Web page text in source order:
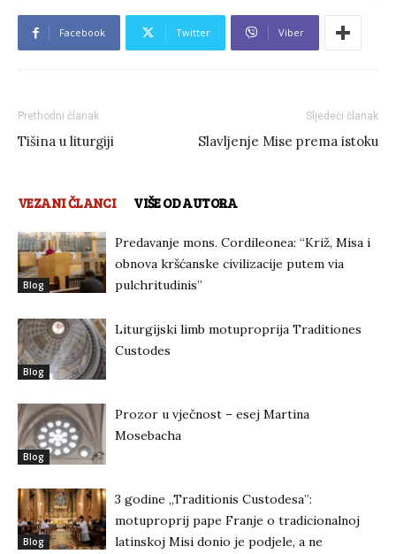
Facebook Twitter Viber
Prethodni članak
Tišina u liturgiji
Sljedeći članak
Slavljenje Mise prema istoku
VEZANI ČLANCI VIŠE OD AUTORA
Blog
Predavanje mons. Cordileonea: “Križ, Misa i
obnova kršćanske civilizacije putem via
pulchritudinis”
Blog
Liturgijski limb motuproprija Traditiones
Custodes
Blog
Prozor u vječnost – esej Martina
Mosebacha
Blog
3 godine „Traditionis Custodesa”:
motuproprij pape Franje o tradicionalnoj
latinskoj Misi donio je podjele, a ne